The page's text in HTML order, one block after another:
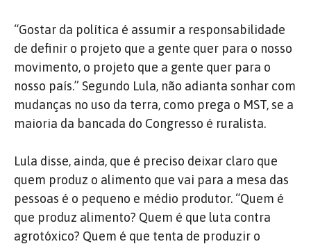
“Gostar da política é assumir a responsabilidade
de definir o projeto que a gente quer para o nosso
movimento, o projeto que a gente quer para o
nosso país.” Segundo Lula, não adianta sonhar com
mudanças no uso da terra, como prega o MST, se a
maioria da bancada do Congresso é ruralista.
Lula disse, ainda, que é preciso deixar claro que
quem produz o alimento que vai para a mesa das
pessoas é o pequeno e médio produtor. “Quem é
que produz alimento? Quem é que luta contra
agrotóxico? Quem é que tenta de produzir o